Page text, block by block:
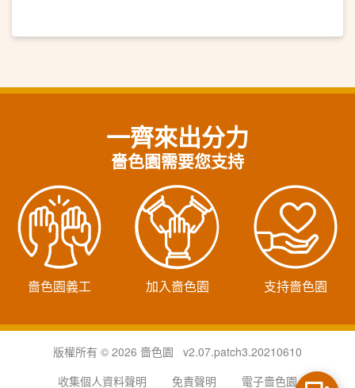
一齊來出分力
嗇色園需要您支持
嗇色園義工 加入嗇色園 支持嗇色園
版權所有 © 2026 嗇色園 v2.07.patch3.20210610
收集個人資料聲明
免責聲明 電子嗇色園